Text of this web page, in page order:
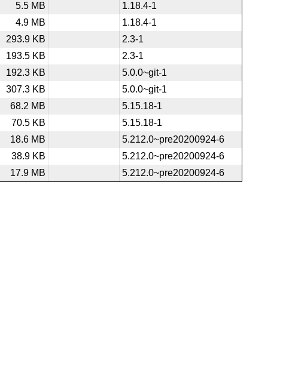
5.5 MB
1.18.4-1
4.9 MB
1.18.4-1
293.9 KB
2.3-1
193.5 KB
2.3-1
192.3 KB
5.0.0~git-1
307.3 KB
5.0.0~git-1
68.2 MB
5.15.18-1
70.5 KB
5.15.18-1
18.6 MB
5.212.0~pre20200924-6
38.9 KB
5.212.0~pre20200924-6
17.9 MB 5.212.0~pre20200924-6